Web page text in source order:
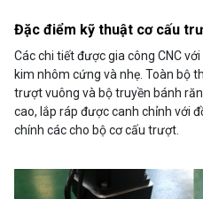
Đặc điểm kỹ thuật cơ cấu
Các chi tiết được gia công CNC
kim nhôm cứng và nhẹ. Toàn bộ
trượt vuông và bộ truyền bánh
cao, lắp ráp được canh chỉnh với
chính các cho bộ cơ cấu trượt.